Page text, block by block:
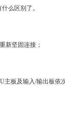
么区别了。
新坚固连接；
板及输入/输出板